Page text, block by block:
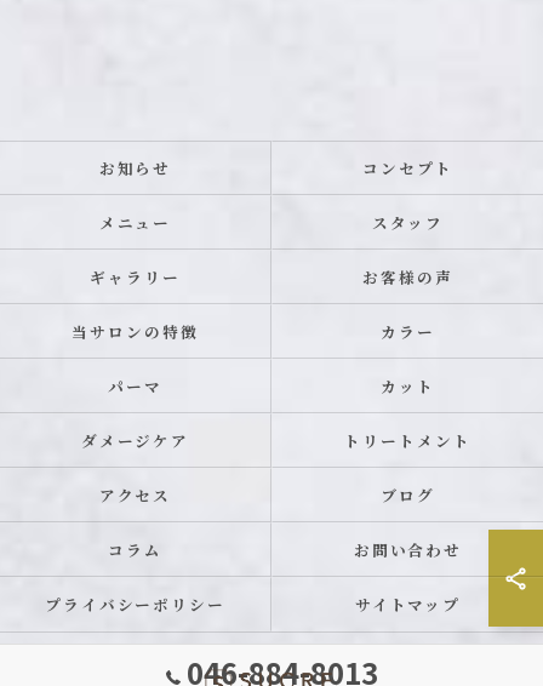
046-884-8013
お知らせ コンセプト
メニュー スタッフ
ギャラリー お客様の声
当サロンの特徴 カラー
パーマ カット
ダメージケア トリートメント
アクセス ブログ
コラム お問い合わせ
プライバシーポリシー サイトマップ